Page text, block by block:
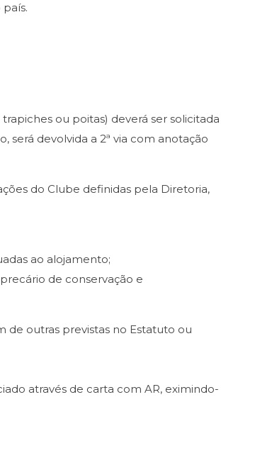
ou poitas) deverá ser solicitada
devolvida a 2ª via com anotação
do Clube definidas pela Diretoria,
ao alojamento;
de conservação e
de outras previstas no Estatuto ou
através de carta com AR, eximindo-